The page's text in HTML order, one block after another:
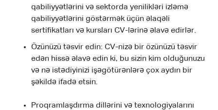
qabiliyyətlərini və sektorda yenilikləri izləmə
qabiliyyətlərini göstərmək üçün əlaqəli
sertifikatları və kursları CV-lərinə əlavə edirlər.
Özünüzü təsvir edin: CV-nizə bir özünüzü təsvir
edən hissə əlavə edin ki, bu sizin kim olduğunuzu
və nə istədiyinizi işəgötürənlərə çox aydın bir
şəkildə ifadə etsin.
Proqramlaşdırma dillərini və texnologiyalarını